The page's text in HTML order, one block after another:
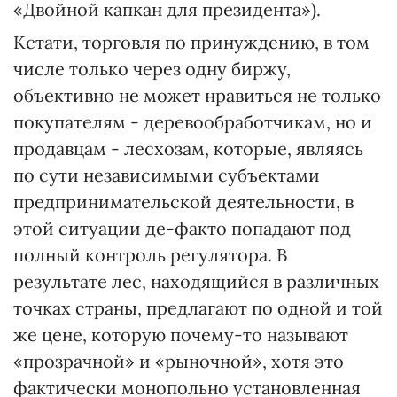
«Двойной капкан для президента»).
Кстати, торговля по принуждению, в том
числе только через одну биржу,
объективно не может нравиться не только
покупателям - деревообработчикам, но и
продавцам - лесхозам, которые, являясь
по сути независимыми субъектами
предпринимательской деятельности, в
этой ситуации де-факто попадают под
полный контроль регулятора. В
результате лес, находящийся в различных
точках страны, предлагают по одной и той
же цене, которую почему-то называют
«прозрачной» и «рыночной», хотя это
фактически монопольно установленная